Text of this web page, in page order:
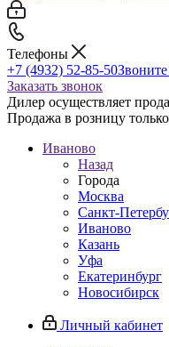
Телефоны
+7 (4932) 52-85-50
Заказать звонок
Дилер осуществляет
Продажа в розницу
Иваново
Назад
Города
Москва
Санкт-
Иваново
Казань
Уфа
Екатеринбург
Новосибирск
Личный кабинет